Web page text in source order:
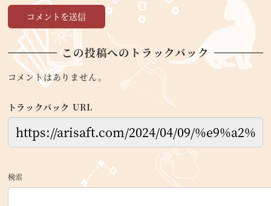
この投稿へのトラックバック
コメントはありません。
トラックバック URL
検索